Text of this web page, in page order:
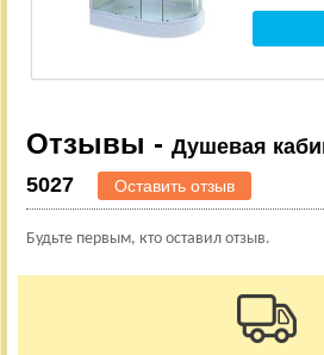
Отзывы - Душевая
5027
Оставить отзыв
Будьте первым, кто оставил отзыв.